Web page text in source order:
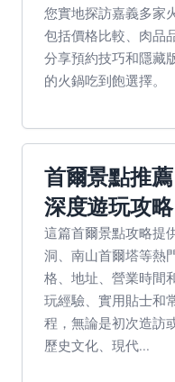
您實地探訪嘉義多家
包括價格比較、肉品
分享預約技巧和隱藏
的火鍋吃到飽選擇。
首爾景點推
深度遊玩攻略
這篇首爾景點攻略提
洞、南山首爾塔等熱
格、地址、營業時間
玩經驗、實用貼士和
程，無論是初次造訪
歷史文化、現代...